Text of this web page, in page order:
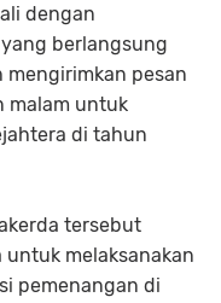
dengan
berlangsung
mengirimkan pesan
malam untuk
di tahun
tersebut
melaksanakan
pemenangan di